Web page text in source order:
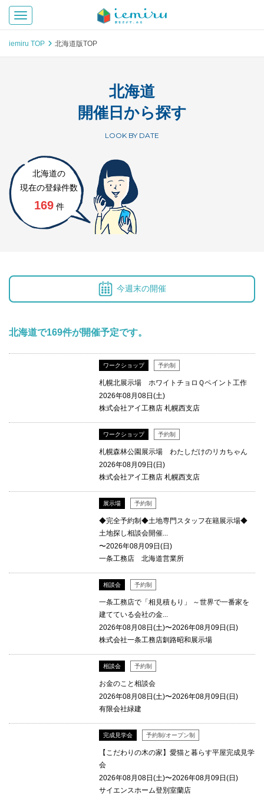
Toggle navigation
iemiru TOP 北海道版TOP
北海道
開催日から探す
LOOK BY DATE
北海道の
現在の登録件数
169件
今週末の開催
北海道で169件が開催予定です。
ワークショップ 予約制
札幌北展示場 ホワイトチョロＱペイント工作
2026年08月08日(土)
株式会社アイ工務店 札幌西支店
ワークショップ 予約制
札幌森林公園展示場 わたしだけのリカちゃん
2026年08月09日(日)
株式会社アイ工務店 札幌西支店
展示場 予約制
◆完全予約制◆土地専門スタッフ在籍展示場◆
土地探し相談会開催...
〜2026年08月09日(日)
一条工務店 北海道営業所
相談会 予約制
一条工務店で「相見積もり」 ～世界で一番家を
建てている会社の金...
2026年08月08日(土)〜2026年08月09日(日)
株式会社一条工務店釧路昭和展示場
相談会 予約制
お金のこと相談会
2026年08月08日(土)〜2026年08月09日(日)
有限会社緑建
完成見学会 予約制/オープン制
【こだわりの木の家】愛猫と暮らす平屋完成見学
会
2026年08月08日(土)〜2026年08月09日(日)
サイエンスホーム登別室蘭店